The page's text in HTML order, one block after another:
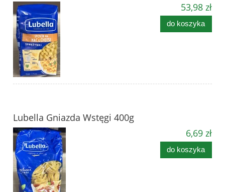
53,98 zł
do koszyka
Lubella Gniazda Wstęgi 400g
6,69 zł
do koszyka